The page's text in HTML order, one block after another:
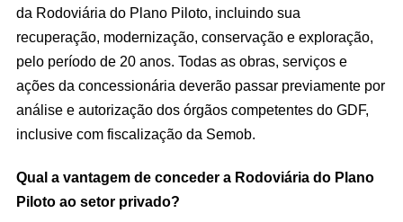
da Rodoviária do Plano Piloto, incluindo sua
recuperação, modernização, conservação e exploração,
pelo período de 20 anos. Todas as obras, serviços e
ações da concessionária deverão passar previamente por
análise e autorização dos órgãos competentes do GDF,
inclusive com fiscalização da Semob.
Qual a vantagem de conceder a Rodoviária do Plano
Piloto ao setor privado?